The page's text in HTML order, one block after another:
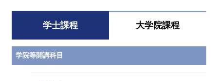
学士課程 大学院課程
学院等開講科目